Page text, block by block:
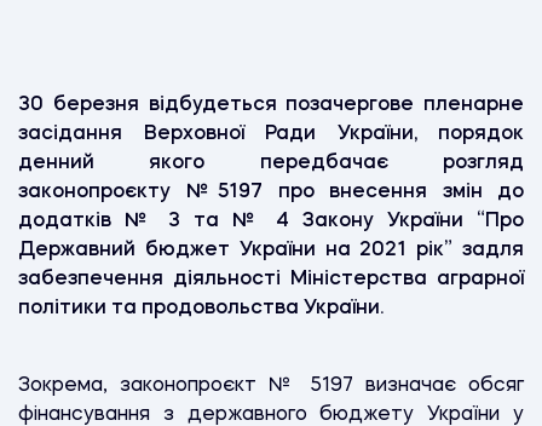
30 березня відбудеться позачергове пленарне
засідання Верховної Ради України, порядок
денний якого передбачає розгляд
законопроєкту №5197 про внесення змін до
додатків № 3 та № 4 Закону України “Про
Державний бюджет України на 2021 рік” задля
забезпечення діяльності Міністерства аграрної
політики та продовольства України.
Зокрема, законопроєкт № 5197 визначає обсяг
фінансування з державного бюджету України у